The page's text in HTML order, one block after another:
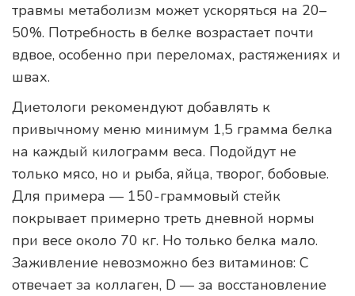
травмы метаболизм может ускоряться на 20–
50%. Потребность в белке возрастает почти
вдвое, особенно при переломах, растяжениях и
швах.
Диетологи рекомендуют добавлять к
привычному меню минимум 1,5 грамма белка
на каждый килограмм веса. Подойдут не
только мясо, но и рыба, яйца, творог, бобовые.
Для примера — 150-граммовый стейк
покрывает примерно треть дневной нормы
при весе около 70 кг. Но только белка мало.
Заживление невозможно без витаминов: С
отвечает за коллаген, D — за восстановление